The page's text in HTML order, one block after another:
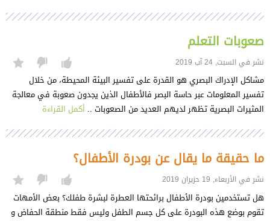
صعوبات التعلم
نشر في السبت, 24 آب 2019
مشاكل الإدراك البصري هو القدرة على تفسير البيئة المحيطة، من خلال
تفسير المعلومات عبر حاسة البصر فالأطفال الذين يجدون صعوبة في معالجة
المثيرات البصرية تظهر لديهم العديد من الصعوبات .. أكمل القراءة
ما حقيقة ما يقال عن بودرة الأطفال؟
نشر في الأربعاء, 19 حزيران 2019
هل تستخدمين بودرة الأطفال برائحتها العطرة لبشرة طفلك؟ بعض الأمهات
تقوم بوضع هذه البودرة على كل جسم الطفل وليس فقط منطقة الحفاض و